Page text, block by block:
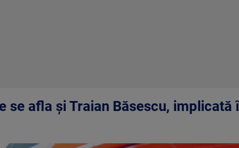
se afla și Traian Băsescu,